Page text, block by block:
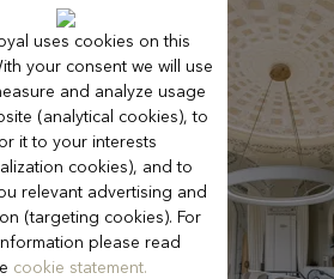
uses cookies on this
your consent we will use
and analyze usage
(analytical cookies), to
it to your interests
cookies), and to
relevant advertising and
(targeting cookies). For
please read
cookie statement.